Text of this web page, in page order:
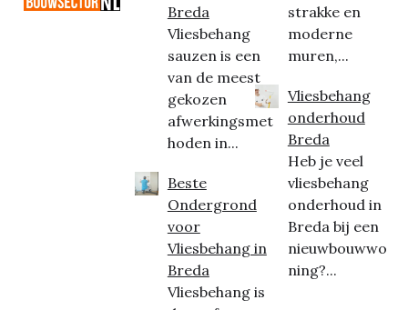
Breda
Vliesbehang
sauzen is een
van de meest
gekozen
afwerkingsmet
hoden in...
Beste
Ondergrond
voor
Vliesbehang in
Breda
Vliesbehang is
strakke en
moderne
muren,...
Vliesbehang
onderhoud
Breda
Heb je veel
vliesbehang
onderhoud in
Breda bij een
nieuwbouwwo
ning?...